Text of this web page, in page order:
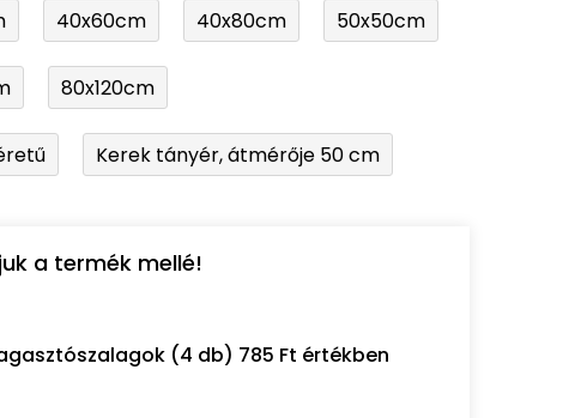
40x60cm 40x80cm 50x50cm
80x120cm
Kerek tányér, átmérője 50 cm
a termék mellé!
(4 db) 785 Ft értékben